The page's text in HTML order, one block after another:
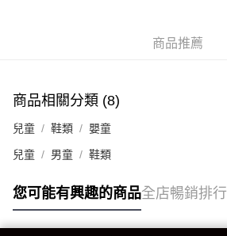
商品推薦
商品相關分類 (8)
兒童 鞋類 嬰童
兒童 男童 鞋類
您可能有興趣的商品全店暢銷排行